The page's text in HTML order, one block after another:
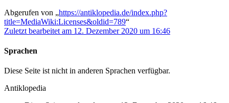
Abgerufen von „https://antiklopedia.de/index.php?
title=MediaWiki:Licenses&oldid=789“
Zuletzt bearbeitet am 12. Dezember 2020 um 16:46
Sprachen
Diese Seite ist nicht in anderen Sprachen verfügbar.
Antiklopedia